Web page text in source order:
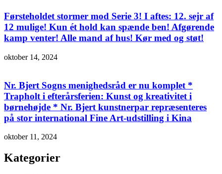
Førsteholdet stormer mod Serie 3! I aftes: 12. sejr af
12 mulige! Kun ét hold kan spænde ben! Afgørende
kamp venter! Alle mand af hus! Kør med og støt!
oktober 14, 2024
Nr. Bjert Sogns menighedsråd er nu komplet *
Trapholt i efterårsferien: Kunst og kreativitet i
børnehøjde * Nr. Bjert kunstnerpar repræsenteres
på stor international Fine Art-udstilling i Kina
oktober 11, 2024
Kategorier